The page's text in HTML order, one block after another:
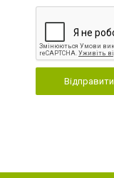
Відправити